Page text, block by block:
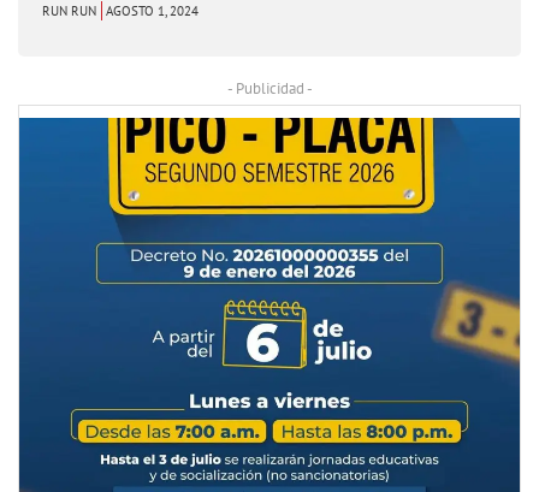
RUN RUN AGOSTO 1, 2024
- Publicidad -